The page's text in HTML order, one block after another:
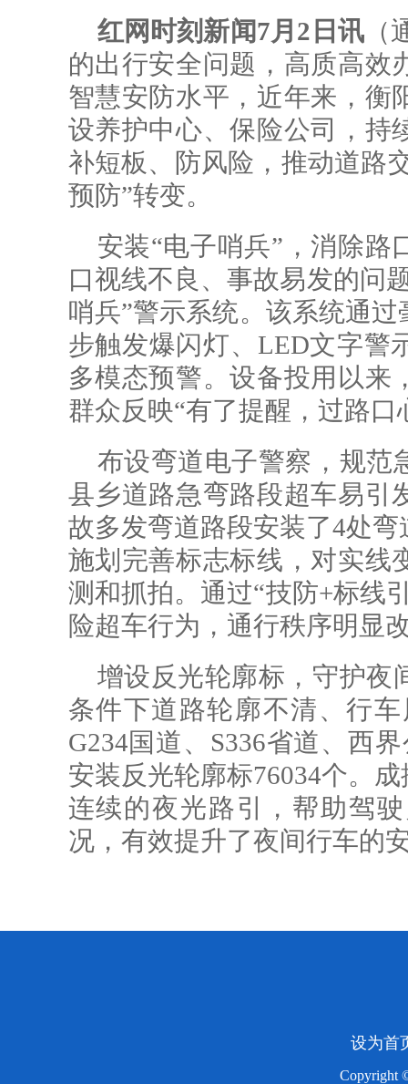
红网时刻新闻7月2日讯（
的出行安全问题，高质高效
智慧安防水平，近年来，衡
设养护中心、保险公司，持
补短板、防风险，推动道路
预防”转变。
安装“电子哨兵”，消除路
口视线不良、事故易发的问
哨兵”警示系统。该系统通
步触发爆闪灯、LED文字警
多模态预警。设备投用以来
群众反映“有了提醒，过路口
布设弯道电子警察，规范
县乡道路急弯路段超车易引
故多发弯道路段安装了4处
施划完善标志标线，对实线
测和抓拍。通过“技防+标线
险超车行为，通行秩序明显
增设反光轮廓标，守护夜
条件下道路轮廓不清、行
G234国道、S336省道、西
安装反光轮廓标76034个。
连续的夜光路引，帮助驾
况，有效提升了夜间行车的
设为首
Copyright